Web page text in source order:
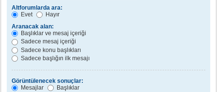
Altforumlarda ara:
Evet
Hayır
Aranacak alan:
Başlıklar ve mesaj içeriği
Sadece mesaj içeriği
Sadece konu başlıkları
Sadece başlığın ilk mesajı
Görüntülenecek sonuçlar:
Mesajlar
Başlıklar